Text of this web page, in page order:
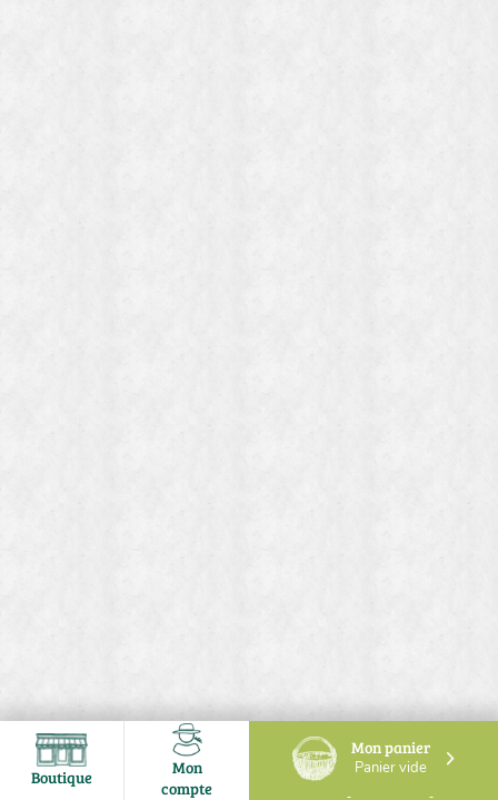
Boutique
Mon
compte
Mon panier
Panier vide